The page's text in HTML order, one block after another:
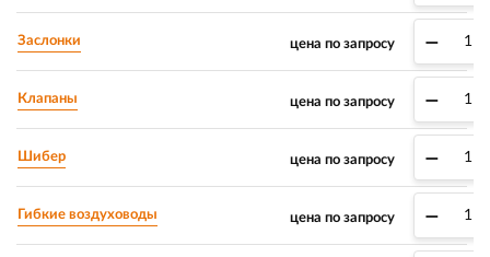
Заслонки цена по запросу –
Клапаны цена по запросу –
Шибер цена по запросу –
Гибкие воздуховоды цена по запросу –